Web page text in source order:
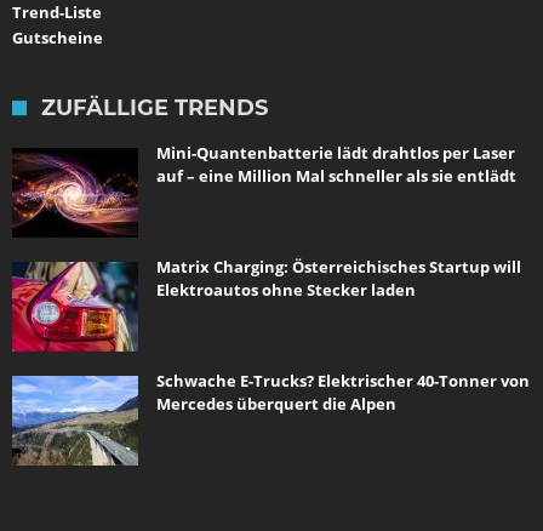
Trend-Liste
Gutscheine
ZUFÄLLIGE TRENDS
Mini-Quantenbatterie lädt drahtlos per Laser
auf – eine Million Mal schneller als sie entlädt
Matrix Charging: Österreichisches Startup will
Elektroautos ohne Stecker laden
Schwache E-Trucks? Elektrischer 40-Tonner von
Mercedes überquert die Alpen